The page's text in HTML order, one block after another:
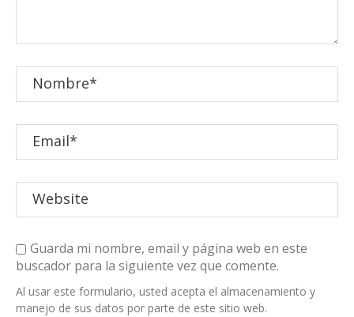
Guarda mi nombre, email y página web en este
buscador para la siguiente vez que comente.
Al usar este formulario, usted acepta el almacenamiento y
manejo de sus datos por parte de este sitio web.